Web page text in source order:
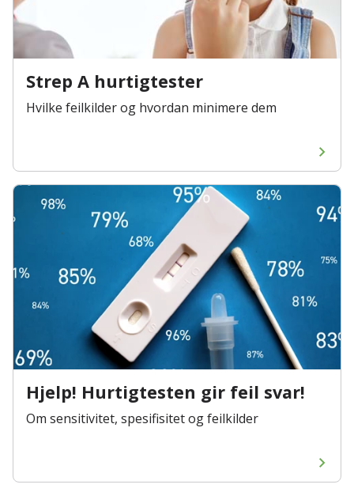
Strep A hurtigtester
Hvilke feilkilder og hvordan minimere dem
Hjelp! Hurtigtesten gir feil svar!
Om sensitivitet, spesifisitet og feilkilder